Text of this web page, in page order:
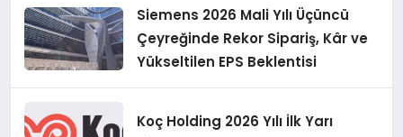
Siemens 2026 Mali Yılı Üçüncü
Çeyreğinde Rekor Sipariş, Kâr ve
Yükseltilen EPS Beklentisi
Koç Holding 2026 Yılı İlk Yarı